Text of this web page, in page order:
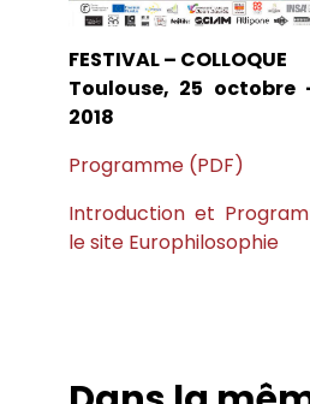
FESTIVAL – COLLOQUE
Toulouse, 25 octobre
2018
Programme (PDF)
Introduction et
le site Europhilosophie